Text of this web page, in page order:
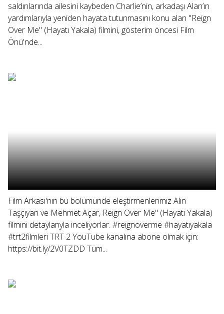
saldırılarında ailesini kaybeden Charlie’nin, arkadaşı Alan’ın
yardımlarıyla yeniden hayata tutunmasını konu alan "Reign
Over Me" (Hayatı Yakala) filmini, gösterim öncesi Film
Önü'nde...
Film Arkası'nın bu bölümünde eleştirmenlerimiz Alin
Taşçıyan ve Mehmet Açar, Reign Over Me" (Hayatı Yakala)
filmini detaylarıyla inceliyorlar. #reignoverme #hayatıyakala
#trt2filmleri TRT 2 YouTube kanalına abone olmak için:
https://bit.ly/2V0TZDD Tüm...